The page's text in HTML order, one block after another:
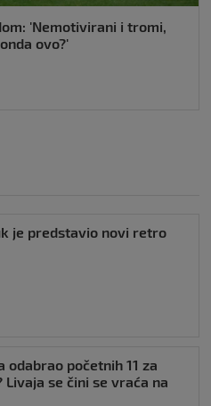
'Nemotivirani i tromi,
ovo?'
je predstavio novi retro
odabrao početnih 11 za
Livaja se čini se vraća na